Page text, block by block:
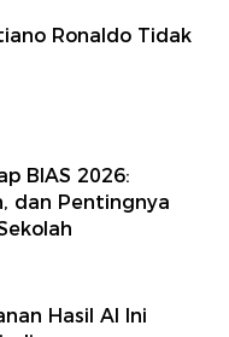
Ronaldo Tidak
BIAS 2026:
dan Pentingnya
Hasil AI Ini